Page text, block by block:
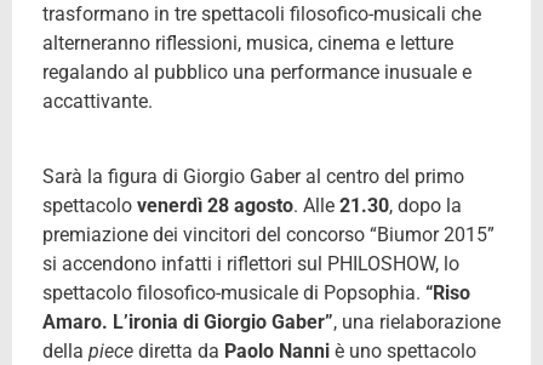
trasformano in tre spettacoli filosofico-musicali che
alterneranno riflessioni, musica, cinema e letture
regalando al pubblico una performance inusuale e
accattivante.
Sarà la figura di Giorgio Gaber al centro del primo
spettacolo venerdì 28 agosto. Alle 21.30, dopo la
premiazione dei vincitori del concorso “Biumor 2015”
si accendono infatti i riflettori sul PHILOSHOW, lo
spettacolo filosofico-musicale di Popsophia. “Riso
Amaro. L’ironia di Giorgio Gaber”, una rielaborazione
della piece diretta da Paolo Nanni è uno spettacolo